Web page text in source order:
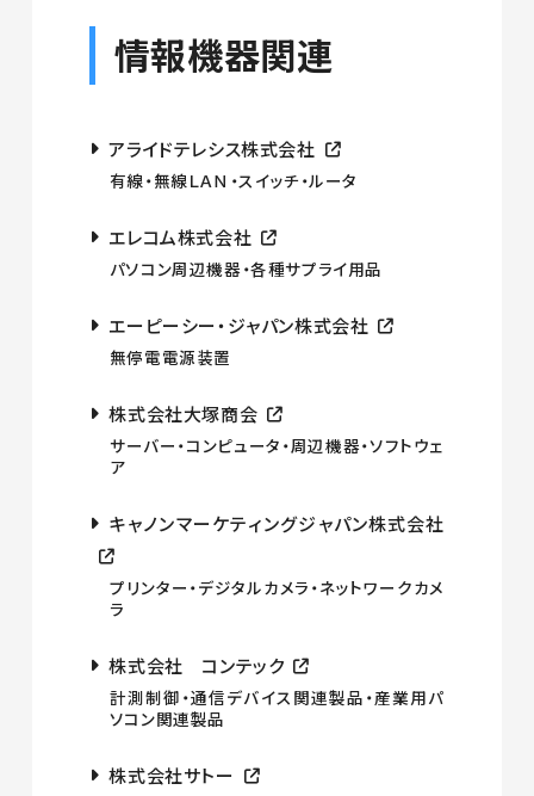
情報機器関連
アライドテレシス株式会社
有線・無線ＬＡＮ・スイッチ・ルータ
エレコム株式会社
パソコン周辺機器・各種サプライ用品
エーピーシー・ジャパン株式会社
無停電電源装置
株式会社大塚商会
サーバー・コンピュータ・周辺機器・ソフトウェ
ア
キャノンマーケティングジャパン株式会社
プリンター・デジタルカメラ・ネットワークカメ
ラ
株式会社 コンテック
計測制御・通信デバイス関連製品・産業用パ
ソコン関連製品
株式会社サトー